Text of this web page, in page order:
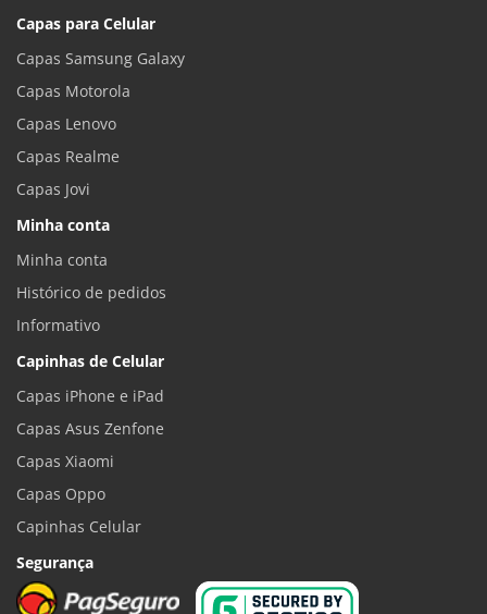
Capas para Celular
Capas Samsung Galaxy
Capas Motorola
Capas Lenovo
Capas Realme
Capas Jovi
Minha conta
Minha conta
Histórico de pedidos
Informativo
Capinhas de Celular
Capas iPhone e iPad
Capas Asus Zenfone
Capas Xiaomi
Capas Oppo
Capinhas Celular
Segurança